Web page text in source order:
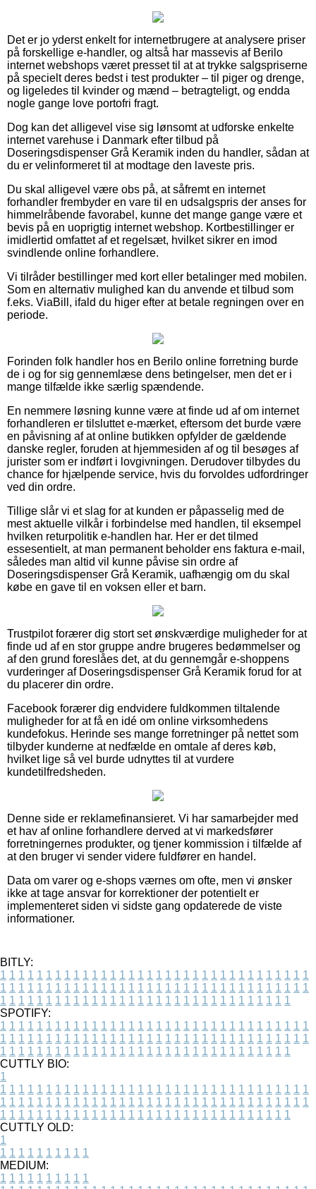
Det er jo yderst enkelt for internetbrugere at analysere priser
på forskellige e-handler, og altså har massevis af Berilo
internet webshops været presset til at at trykke salgspriserne
på specielt deres bedst i test produkter – til piger og drenge,
og ligeledes til kvinder og mænd – betragteligt, og endda
nogle gange love portofri fragt.
Dog kan det alligevel vise sig lønsomt at udforske enkelte
internet varehuse i Danmark efter tilbud på
Doseringsdispenser Grå Keramik inden du handler, sådan at
du er velinformeret til at modtage den laveste pris.
Du skal alligevel være obs på, at såfremt en internet
forhandler frembyder en vare til en udsalgspris der anses for
himmelråbende favorabel, kunne det mange gange være et
bevis på en uoprigtig internet webshop. Kortbestillinger er
imidlertid omfattet af et regelsæt, hvilket sikrer en imod
svindlende online forhandlere.
Vi tilråder bestillinger med kort eller betalinger med mobilen.
Som en alternativ mulighed kan du anvende et tilbud som
f.eks. ViaBill, ifald du higer efter at betale regningen over en
periode.
Forinden folk handler hos en Berilo online forretning burde
de i og for sig gennemlæse dens betingelser, men det er i
mange tilfælde ikke særlig spændende.
En nemmere løsning kunne være at finde ud af om internet
forhandleren er tilsluttet e-mærket, eftersom det burde være
en påvisning af at online butikken opfylder de gældende
danske regler, foruden at hjemmesiden af og til besøges af
jurister som er indført i lovgivningen. Derudover tilbydes du
chance for hjælpende service, hvis du forvoldes udfordringer
ved din ordre.
Tillige slår vi et slag for at kunden er påpasselig med de
mest aktuelle vilkår i forbindelse med handlen, til eksempel
hvilken returpolitik e-handlen har. Her er det tilmed
essesentielt, at man permanent beholder ens faktura e-mail,
således man altid vil kunne påvise sin ordre af
Doseringsdispenser Grå Keramik, uafhængig om du skal
købe en gave til en voksen eller et barn.
Trustpilot forærer dig stort set ønskværdige muligheder for at
finde ud af en stor gruppe andre brugeres bedømmelser og
af den grund foreslåes det, at du gennemgår e-shoppens
vurderinger af Doseringsdispenser Grå Keramik forud for at
du placerer din ordre.
Facebook forærer dig endvidere fuldkommen tiltalende
muligheder for at få en idé om online virksomhedens
kundefokus. Herinde ses mange forretninger på nettet som
tilbyder kunderne at nedfælde en omtale af deres køb,
hvilket lige så vel burde udnyttes til at vurdere
kundetilfredsheden.
Denne side er reklamefinansieret. Vi har samarbejder med
et hav af online forhandlere derved at vi markedsfører
forretningernes produkter, og tjener kommission i tilfælde af
at den bruger vi sender videre fuldfører en handel.
Data om varer og e-shops værnes om ofte, men vi ønsker
ikke at tage ansvar for korrektioner der potentielt er
implementeret siden vi sidste gang opdaterede de viste
informationer.
BITLY:
1 1 1 1 1 1 1 1 1 1 1 1 1 1 1 1 1 1 1 1 1 1 1 1 1 1 1 1 1 1 1 1 1 1
1 1 1 1 1 1 1 1 1 1 1 1 1 1 1 1 1 1 1 1 1 1 1 1 1 1 1 1 1 1 1 1 1 1
1 1 1 1 1 1 1 1 1 1 1 1 1 1 1 1 1 1 1 1 1 1 1 1 1 1 1 1 1 1 1 1
SPOTIFY:
1 1 1 1 1 1 1 1 1 1 1 1 1 1 1 1 1 1 1 1 1 1 1 1 1 1 1 1 1 1 1 1 1 1
1 1 1 1 1 1 1 1 1 1 1 1 1 1 1 1 1 1 1 1 1 1 1 1 1 1 1 1 1 1 1 1 1 1
1 1 1 1 1 1 1 1 1 1 1 1 1 1 1 1 1 1 1 1 1 1 1 1 1 1 1 1 1 1 1 1
CUTTLY BIO:
1
1 1 1 1 1 1 1 1 1 1 1 1 1 1 1 1 1 1 1 1 1 1 1 1 1 1 1 1 1 1 1 1 1 1
1 1 1 1 1 1 1 1 1 1 1 1 1 1 1 1 1 1 1 1 1 1 1 1 1 1 1 1 1 1 1 1 1 1
1 1 1 1 1 1 1 1 1 1 1 1 1 1 1 1 1 1 1 1 1 1 1 1 1 1 1 1 1 1 1 1
CUTTLY OLD:
1
1 1 1 1 1 1 1 1 1 1
MEDIUM:
1 1 1 1 1 1 1 1 1 1